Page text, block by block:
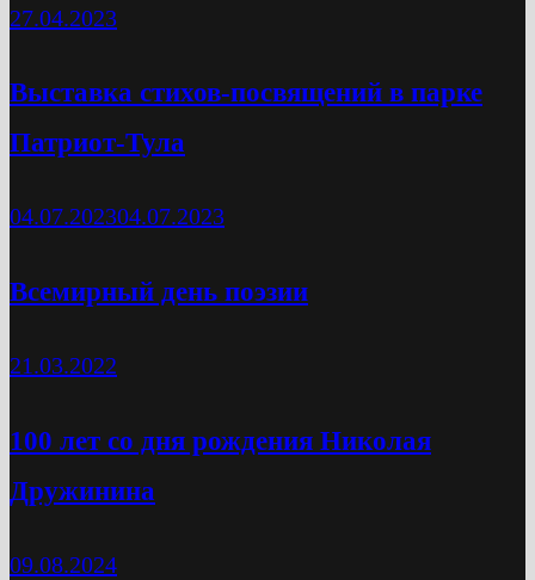
27.04.2023
Выставка стихов-посвящений в парке
Патриот-Тула
04.07.202304.07.2023
Всемирный день поэзии
21.03.2022
100 лет со дня рождения Николая
Дружинина
09.08.2024